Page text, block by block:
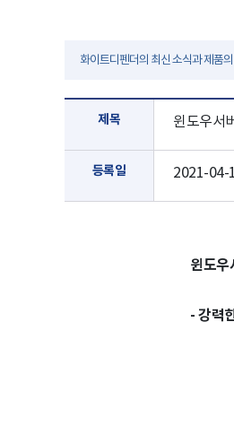
화이트디펜더의 최신 소식과 제품
제목 윈도우서
등록일 2021-04-
윈도우
- 강력